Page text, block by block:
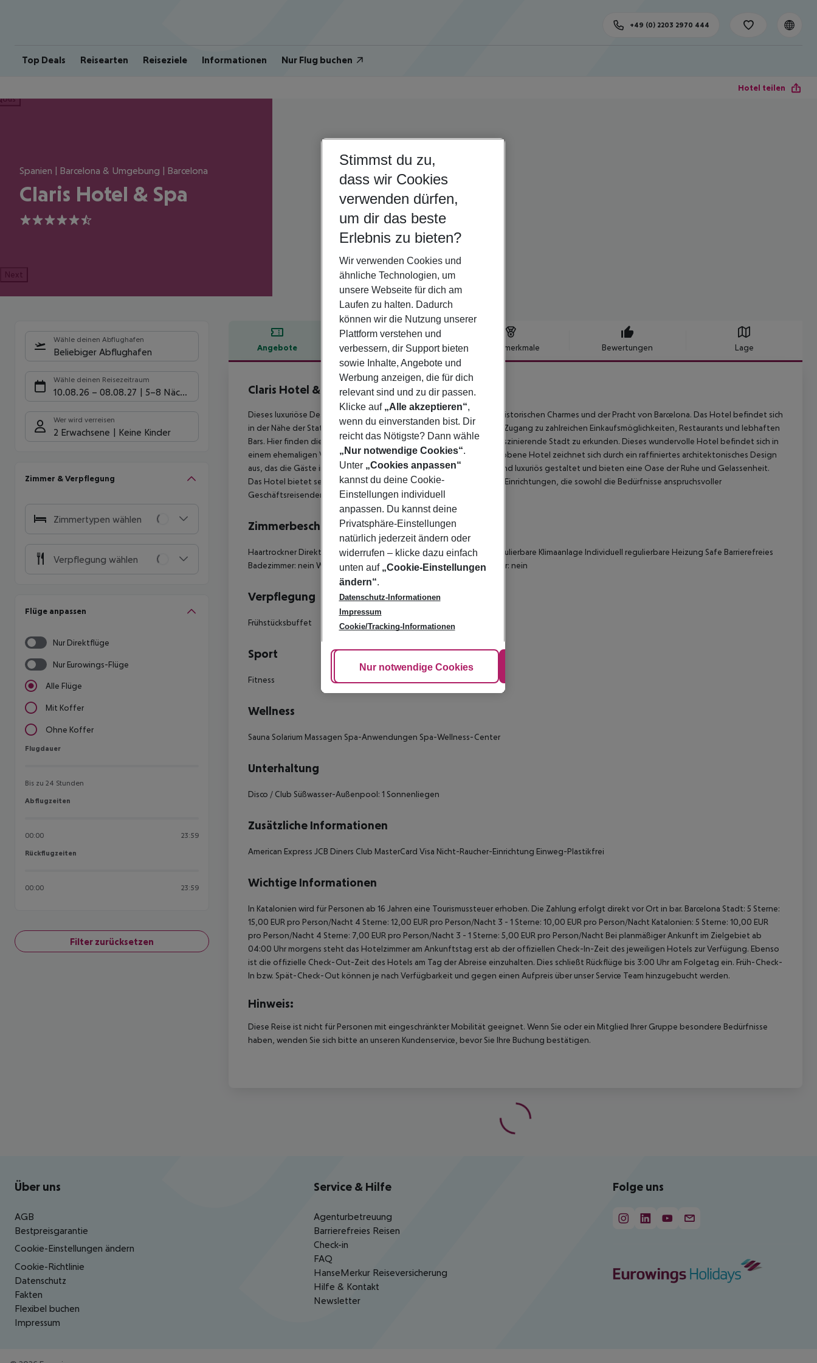
Top Deals Reisearten Reiseziele Informationen Nur Flug buchen
+49 (0) 2203 2970 444
Hotel teilen
Spanien | Barcelona & Umgebung | Barcelona
Claris Hotel & Spa
5.5
Next
Wähle deinen Abflughafen
Beliebiger Abflughafen
Wähle deinen Reisezeitraum
10.08.26 – 08.08.27 5-8 Nächte
Wer wird verreisen
2 Erwachsene Keine Kinder
Zimmer & Verpflegung
Zimmertypen wählen
Verpflegung wählen
Flüge anpassen
Nur Direktflüge
Nur Eurowings-Flüge
Alle Flüge
Mit Koffer
Ohne Koffer
Flugdauer
Flugdauer
Bis zu 24 Stunden
Abflugzeiten
Abflugzeiten
00:00 23:59
Rückflugzeiten
Rückflugzeiten
00:00 23:59
Filter zurücksetzen
Angebote Hotelbeschreibung Hotelmerkmale Bewertungen Lage
Hotelbeschreibung
Claris Hotel & Spa
5.5
Dieses luxuriöse Designhotel liegt inmitten des künstlerischen und historischen Charmes und der Pracht von Barcelona. Das Hotel befindet sich
in der Nähe der Station Passeig de Gracia. Die Gäste haben leichten Zugang zu zahlreichen Einkaufsmöglichkeiten, Restaurants und lebhaften
Bars. Hier finden die Gäste den idealen Ausgangspunkt, um diese faszinierende Stadt zu erkunden. Dieses wundervolle Hotel befindet sich in
einem ehemaligen Vedruna Palace aus dem 19. Jahrhundert. Das gehobene Hotel zeichnet sich durch ein raffiniertes architektonisches Design
aus, das die Gäste in ein wahres Luxusparadies einlädt. Die Zimmer sind luxuriös gestaltet und bieten eine Oase der Ruhe und Gelassenheit.
Das Hotel bietet seinen Gästen eine breite Palette an vorbildlichen Einrichtungen, die sowohl die Bedürfnisse anspruchsvoller
Geschäftsreisender als auch Urlauber erfüllen.
Zimmerbeschreibung
Haartrockner Direktwahltelefon Stereoanlage Minibar Individuell regulierbare Klimaanlage Individuell regulierbare Heizung Safe Barrierefreies
Badezimmer: nein WLAN-Internetzugang Bademantel Raucherzimmer: nein
Verpflegung
Frühstücksbuffet
Sport
Fitness
Wellness
Sauna Solarium Massagen Spa-Anwendungen Spa-Wellness-Center
Unterhaltung
Disco / Club Süßwasser-Außenpool: 1 Sonnenliegen
Zusätzliche Informationen
American Express JCB Diners Club MasterCard Visa Nicht-Raucher-Einrichtung Einweg-Plastikfrei
Wichtige Informationen
In Katalonien wird für Personen ab 16 Jahren eine Tourismussteuer erhoben. Die Zahlung erfolgt direkt vor Ort in bar. Barcelona Stadt: 5 Sterne:
15,00 EUR pro Person/Nacht 4 Sterne: 12,00 EUR pro Person/Nacht 3 - 1 Sterne: 10,00 EUR pro Person/Nacht Katalonien: 5 Sterne: 10,00 EUR
pro Person/Nacht 4 Sterne: 7,00 EUR pro Person/Nacht 3 - 1 Sterne: 5,00 EUR pro Person/Nacht Bei planmäßiger Ankunft im Zielgebiet ab
04:00 Uhr morgens steht das Hotelzimmer am Ankunftstag erst ab der offiziellen Check-In-Zeit des jeweiligen Hotels zur Verfügung. Ebenso
ist die offizielle Check-Out-Zeit des Hotels am Tag der Abreise einzuhalten. Dies schließt Rückflüge bis 3:00 Uhr am Folgetag ein. Früh-Check-
In bzw. Spät-Check-Out können je nach Verfügbarkeit und gegen einen Aufpreis über unser Service Team hinzugebucht werden.
Hinweis:
Diese Reise ist nicht für Personen mit eingeschränkter Mobilität geeignet. Wenn Sie oder ein Mitglied Ihrer Gruppe besondere Bedürfnisse
haben, wenden Sie sich bitte an unseren Kundenservice, bevor Sie Ihre Buchung bestätigen.
Footer navigation
Über uns
AGB
Bestpreisgarantie
Cookie-Einstellungen ändern
Cookie-Richtlinie
Datenschutz
Fakten
Flexibel buchen
Impressum
Service & Hilfe
Agenturbetreuung
Barrierefreies Reisen
Check-in
FAQ
HanseMerkur Reiseversicherung
Hilfe & Kontakt
Newsletter
Folge uns
Stimmst du zu,
dass wir Cookies
verwenden dürfen,
um dir das beste
Erlebnis zu bieten?
Wir verwenden Cookies und
ähnliche Technologien, um
unsere Webseite für dich am
Laufen zu halten. Dadurch
können wir die Nutzung unserer
Plattform verstehen und
verbessern, dir Support bieten
sowie Inhalte, Angebote und
Werbung anzeigen, die für dich
relevant sind und zu dir passen.
Klicke auf „Alle akzeptieren“,
wenn du einverstanden bist. Dir
reicht das Nötigste? Dann wähle
„Nur notwendige Cookies“.
Unter „Cookies anpassen“
kannst du deine Cookie-
Einstellungen individuell
anpassen. Du kannst deine
Privatsphäre-Einstellungen
natürlich jederzeit ändern oder
widerrufen – klicke dazu einfach
unten auf „Cookie-Einstellungen
ändern“.
Datenschutz-Informationen
Impressum
Cookie/Tracking-Informationen
Cookie anpassen
Nur notwendige Cookies